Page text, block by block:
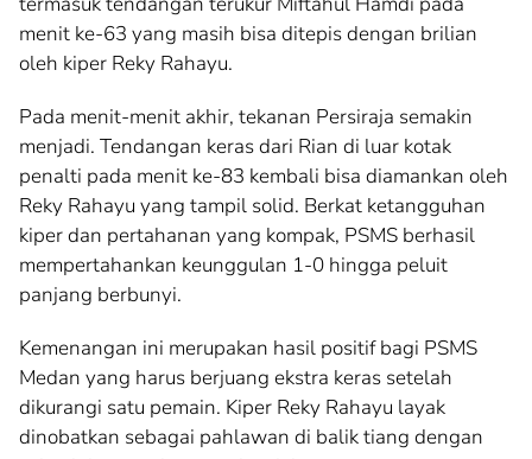
menit ke-63 yang masih bisa ditepis dengan brilian
oleh kiper Reky Rahayu.
Pada menit-menit akhir, tekanan Persiraja semakin
menjadi. Tendangan keras dari Rian di luar kotak
penalti pada menit ke-83 kembali bisa diamankan oleh
Reky Rahayu yang tampil solid. Berkat ketangguhan
kiper dan pertahanan yang kompak, PSMS berhasil
mempertahankan keunggulan 1-0 hingga peluit
panjang berbunyi.
Kemenangan ini merupakan hasil positif bagi PSMS
Medan yang harus berjuang ekstra keras setelah
dikurangi satu pemain. Kiper Reky Rahayu layak
dinobatkan sebagai pahlawan di balik tiang dengan